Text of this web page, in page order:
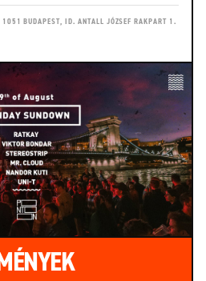
BUDAPEST, ID. ANTALL JÓZSEF RAKPART 1.